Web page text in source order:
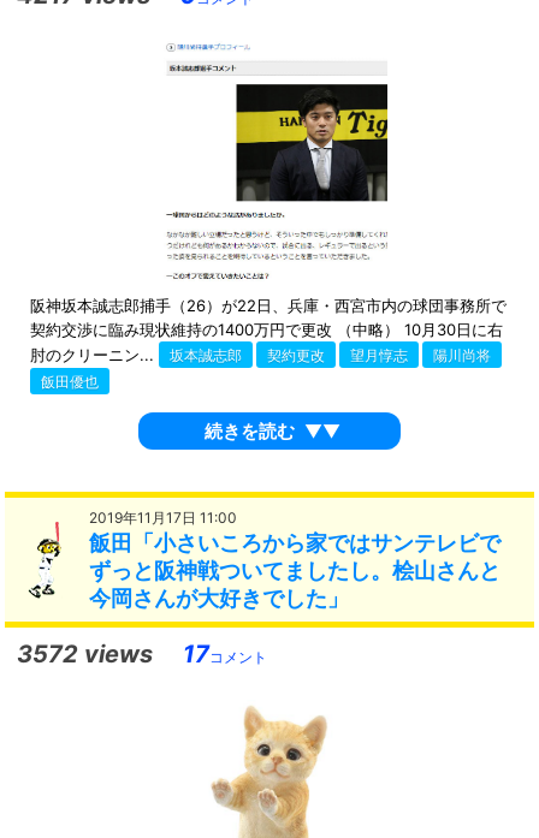
阪神坂本誠志郎捕手（26）が22日、兵庫・西宮市内の球団事務所で
契約交渉に臨み現状維持の1400万円で更改 （中略） 10月30日に右
肘のクリーニン...
坂本誠志郎 契約更改 望月惇志
陽川尚将
飯田優也
続きを読む ▼▼
2019年11月17日 11:00
飯田「小さいころから家ではサンテレビで
ずっと阪神戦ついてましたし。桧山さんと
今岡さんが大好きでした」
3572 views 17コメント